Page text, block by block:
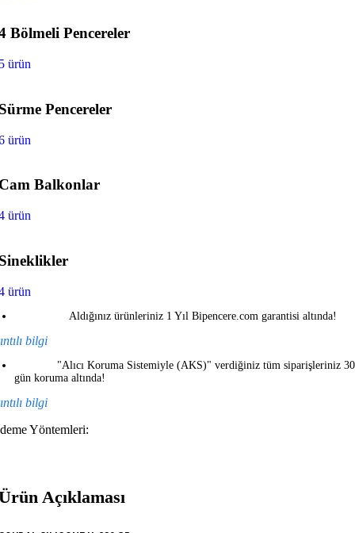
Bölmeli Pencereler
ürün
Pencereler
ürün
Balkonlar
ürün
ürün
Aldığınız ürünleriniz 1 Yıl Bipencere.com garantisi altında!
bilgi
"Alıcı Koruma Sistemiyle (AKS)" verdiğiniz tüm siparişleriniz 30
gün koruma altında!
bilgi
Yöntemleri:
Açıklaması